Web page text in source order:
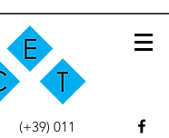
(+39) 011